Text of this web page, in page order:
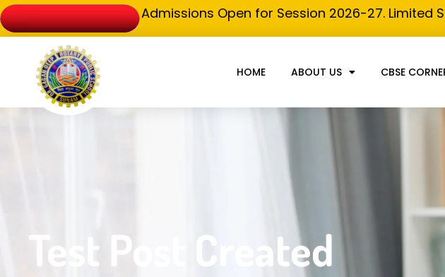
Admissions Open for Session 2026-27. Limited
HOME ABOUT US CBSE
Test Post Created